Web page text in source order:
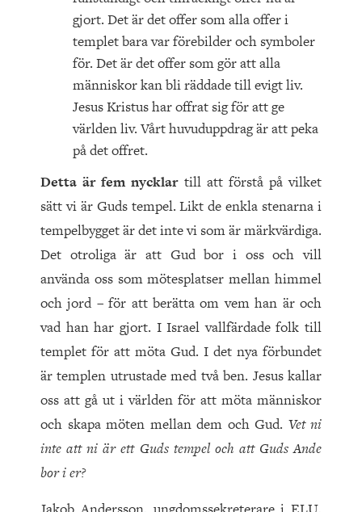
gjort. Det är det offer som alla offer i
templet bara var förebilder och symboler
för. Det är det offer som gör att alla
människor kan bli räddade till evigt liv.
Jesus Kristus har offrat sig för att ge
världen liv. Vårt huvuduppdrag är att peka
på det offret.
Detta är fem nycklar till att förstå på vilket
sätt vi är Guds tempel. Likt de enkla stenarna i
tempelbygget är det inte vi som är märkvärdiga.
Det otroliga är att Gud bor i oss och vill
använda oss som mötesplatser mellan himmel
och jord – för att berätta om vem han är och
vad han har gjort. I Israel vallfärdade folk till
templet för att möta Gud. I det nya förbundet
är templen utrustade med två ben. Jesus kallar
oss att gå ut i världen för att möta människor
och skapa möten mellan dem och Gud. Vet ni
inte att ni är ett Guds tempel och att Guds Ande
bor i er?